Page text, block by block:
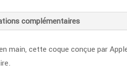
complémentaires
main, cette coque conçue par